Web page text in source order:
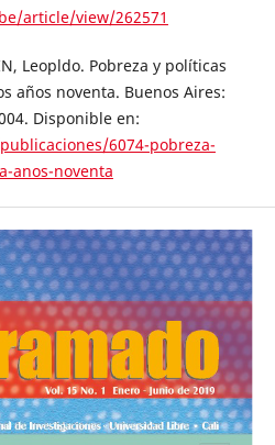
article/view/262571
Leopldo. Pobreza y políticas
años noventa. Buenos Aires:
Disponible en:
6074-pobreza-
anos-noventa